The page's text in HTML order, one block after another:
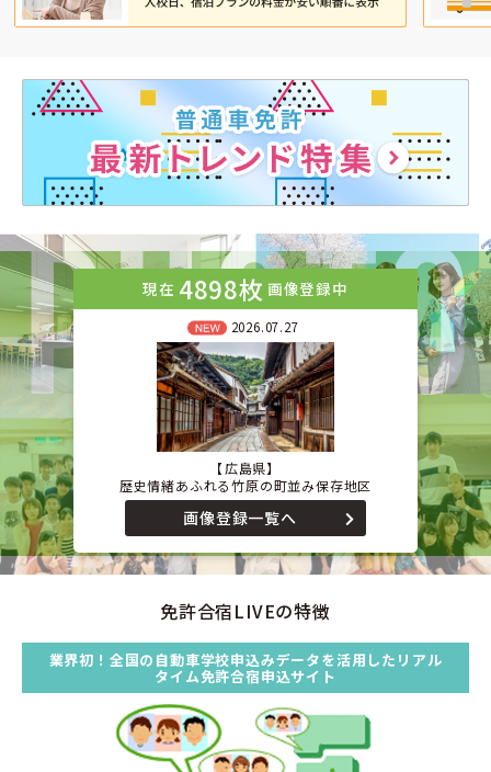
現在 4898枚 画像登録中
2026.07.27
広島県
歴史情緒あふれる竹原の町並み保存地区
画像登録一覧へ
免許合宿LIVEの特徴
業界初！全国の自動車学校申込みデータを活用したリアル
タイム免許合宿申込サイト